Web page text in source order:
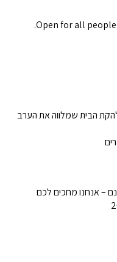
Open for all
הבית שמלווה את הערב
– אנחנו מחכים לכם